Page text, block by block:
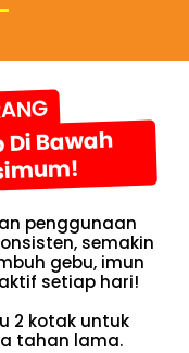
Di Bawah
penggunaan
semakin
gebu, imun
setiap hari!
2 kotak untuk
tahan lama.